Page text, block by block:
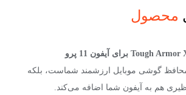
محصول
محافظ گوشی موبایل ارزشمند شماست، بلکه
هم به آیفون شما اضافه می‌کند.